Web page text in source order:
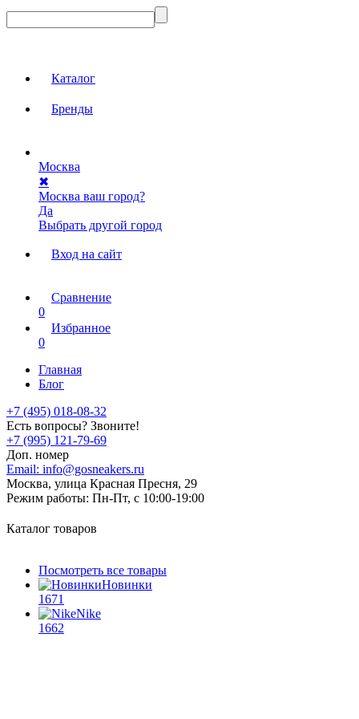
Каталог
Бренды
Москва
✖
Москва ваш город?
Да
Выбрать другой город
Вход на сайт
Сравнение
0
Избранное
0
Главная
Блог
+7 (495) 018-08-32
Есть вопросы? Звоните!
+7 (995) 121-79-69
Доп. номер
Email: info@gosneakers.ru
Москва, улица Красная Пресня, 29
Режим работы: Пн-Пт, с 10:00-19:00
Каталог товаров
Посмотреть все товары
Новинки
1671
Nike
1662